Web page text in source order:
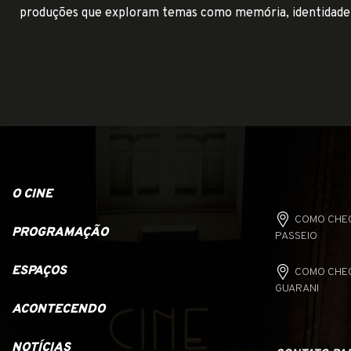
produções que exploram temas como memória,
O CINE
PROGRAMAÇÃO
ESPAÇOS
ACONTECENDO
NOTÍCIAS
COMO
PASSEIO
COMO
GUARANI